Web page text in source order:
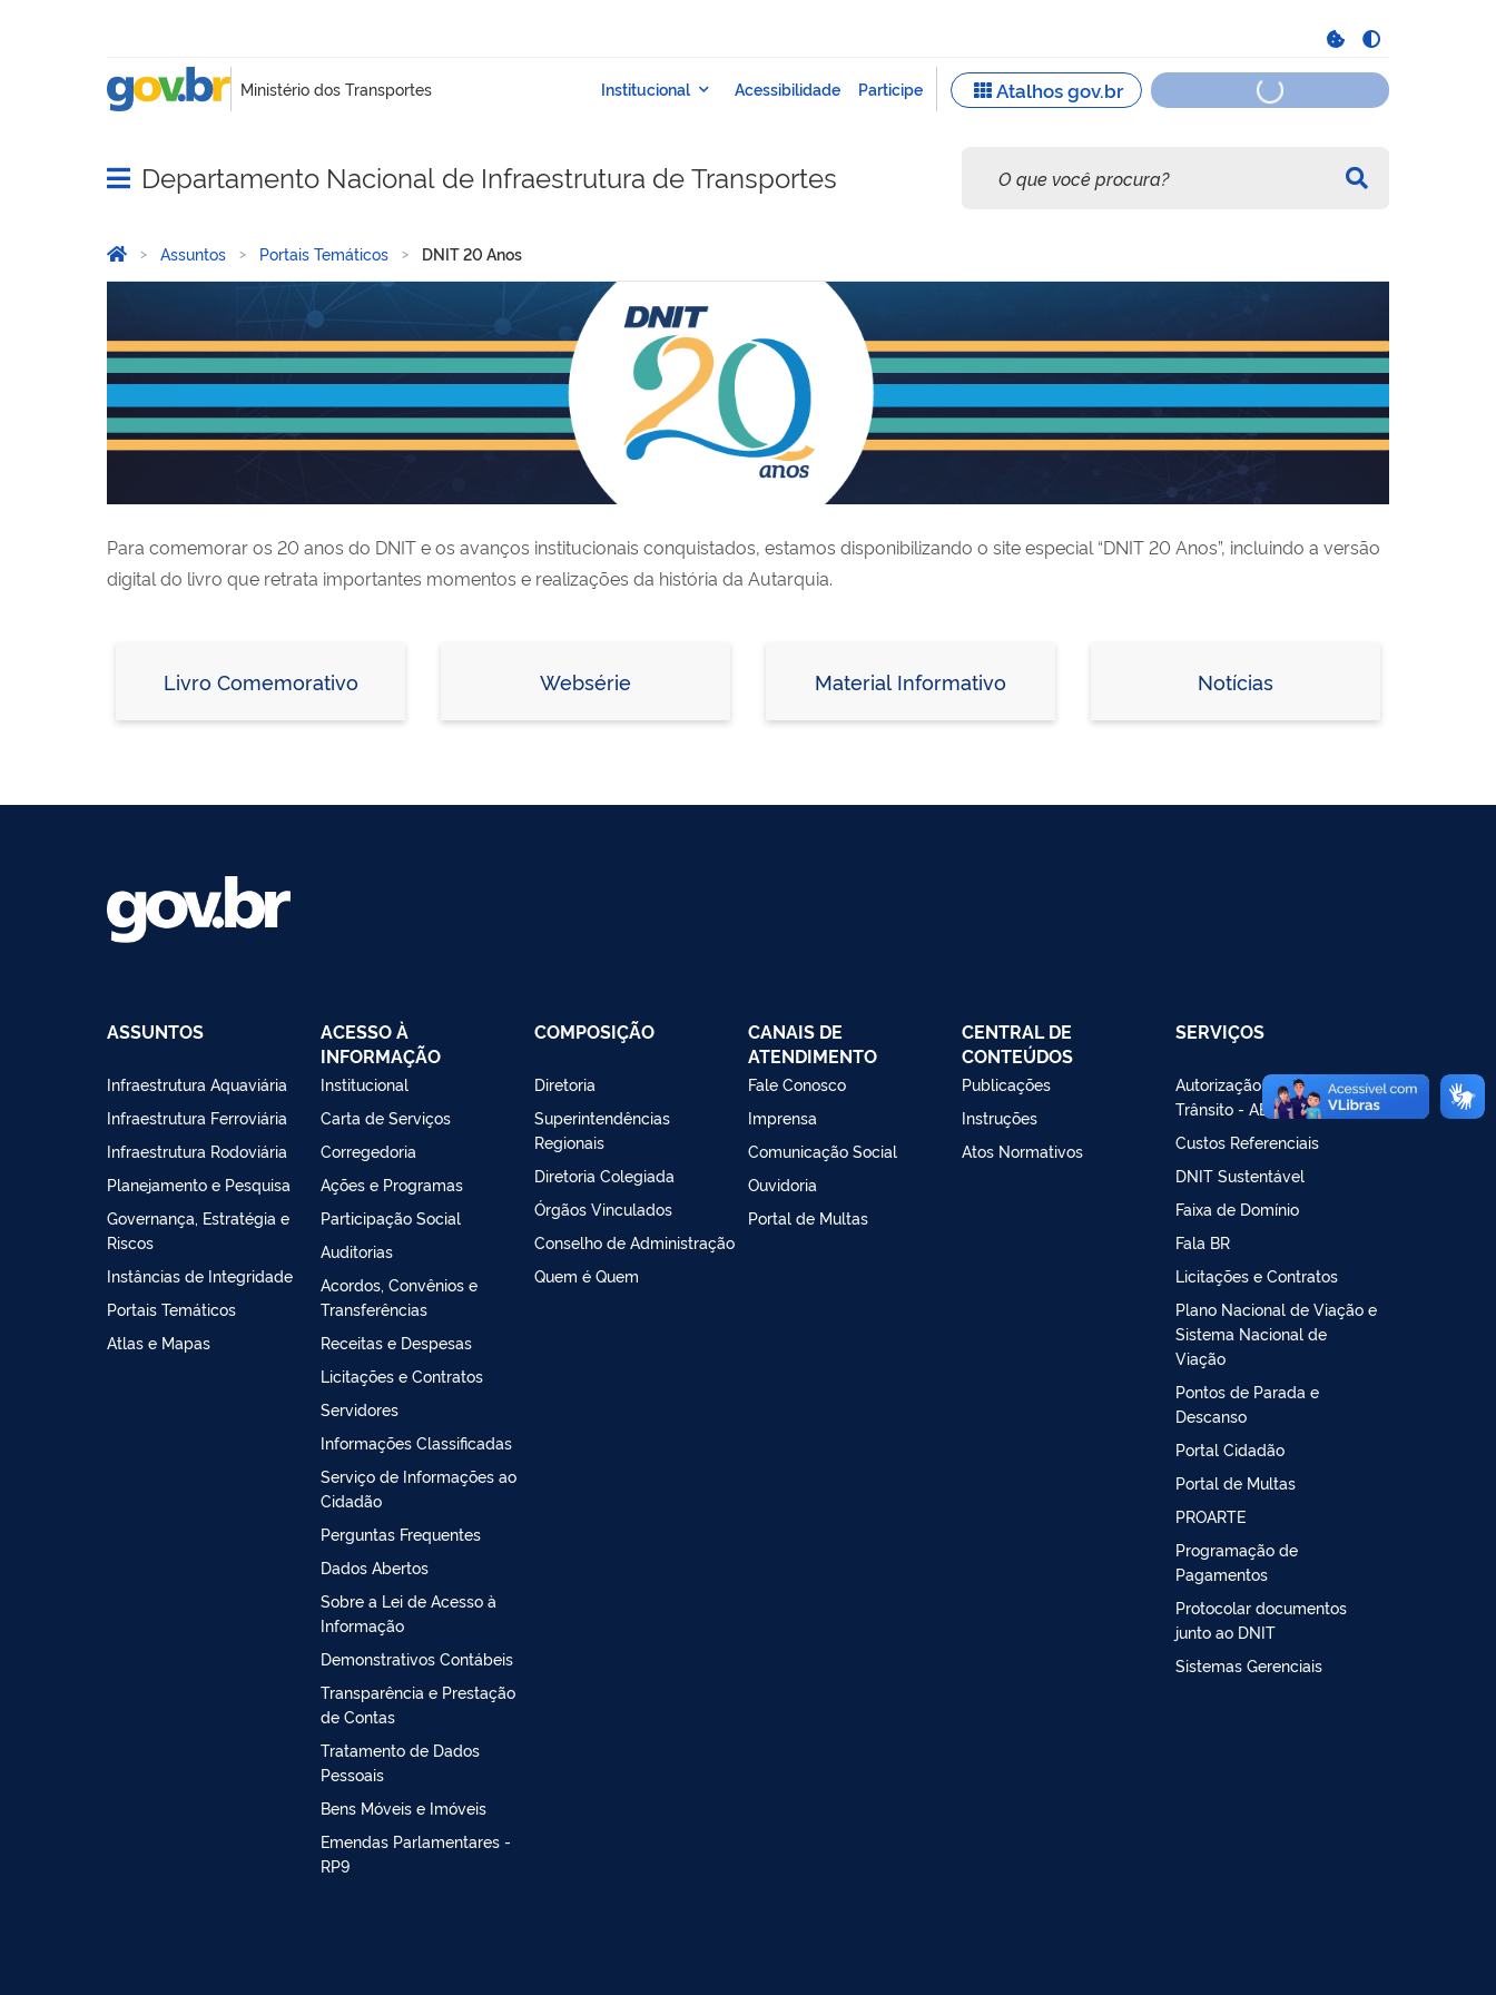
Abrir menu principal de navegação
Departamento Nacional de Infraestrutura de Transportes
Você está aqui:
Página Inicial
Assuntos Portais Temáticos DNIT 20 Anos
DNIT 20 Anos
Para comemorar os 20 anos do DNIT e os avanços institucionais conquistados, estamos disponibilizando o site especial “DNIT 20 Anos”, incluindo a versão
digital do livro que retrata importantes momentos e realizações da história da Autarquia.
Livro Comemorativo Websérie Material Informativo Notícias
ASSUNTOS
Infraestrutura Aquaviária
Infraestrutura Ferroviária
Infraestrutura Rodoviária
Planejamento e Pesquisa
Governança, Estratégia e
Riscos
Instâncias de Integridade
Portais Temáticos
Atlas e Mapas
ACESSO À
INFORMAÇÃO
Institucional
Carta de Serviços
Corregedoria
Ações e Programas
Participação Social
Auditorias
Acordos, Convênios e
Transferências
Receitas e Despesas
Licitações e Contratos
Servidores
Informações Classificadas
Serviço de Informações ao
Cidadão
Perguntas Frequentes
Dados Abertos
Sobre a Lei de Acesso à
Informação
Demonstrativos Contábeis
Transparência e Prestação
de Contas
Tratamento de Dados
Pessoais
Bens Móveis e Imóveis
Emendas Parlamentares -
RP9
COMPOSIÇÃO
Diretoria
Superintendências
Regionais
Diretoria Colegiada
Órgãos Vinculados
Conselho de Administração
Quem é Quem
CANAIS DE
ATENDIMENTO
Fale Conosco
Imprensa
Comunicação Social
Ouvidoria
Portal de Multas
CENTRAL DE
CONTEÚDOS
Publicações
Instruções
Atos Normativos
SERVIÇOS
Autorização Especial de
Trânsito - AET
Custos Referenciais
DNIT Sustentável
Faixa de Domínio
Fala BR
Licitações e Contratos
Plano Nacional de Viação e
Sistema Nacional de
Viação
Pontos de Parada e
Descanso
Portal Cidadão
Portal de Multas
PROARTE
Programação de
Pagamentos
Protocolar documentos
junto ao DNIT
Sistemas Gerenciais